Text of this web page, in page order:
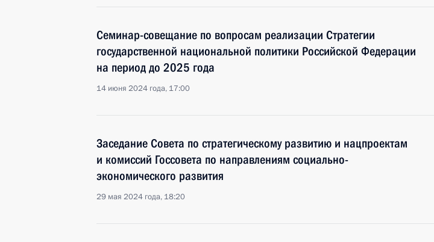
Семинар-совещание по вопросам реализации Стратегии
государственной национальной политики Российской Федерации
на период до 2025 года
14 июня 2024 года, 17:00
Заседание Совета по стратегическому развитию и нацпроектам
и комиссий Госсовета по направлениям социально-
экономического развития
29 мая 2024 года, 18:20